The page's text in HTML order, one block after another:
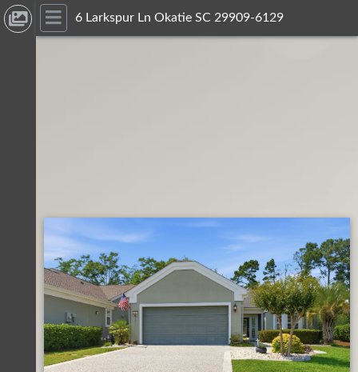
6 Larkspur Ln Okatie SC 29909-6129